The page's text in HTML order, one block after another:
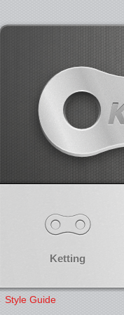
Ketting
Style Guide